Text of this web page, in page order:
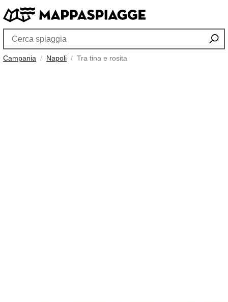
Campania Napoli Tra tina e rosita